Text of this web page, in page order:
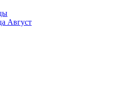
Август